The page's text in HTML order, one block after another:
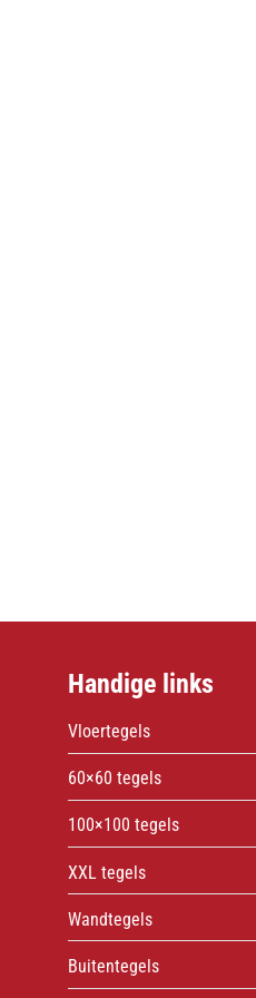
Handige links
Vloertegels
60×60 tegels
100×100 tegels
XXL tegels
Wandtegels
Buitentegels